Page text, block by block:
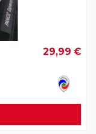
29,99 €